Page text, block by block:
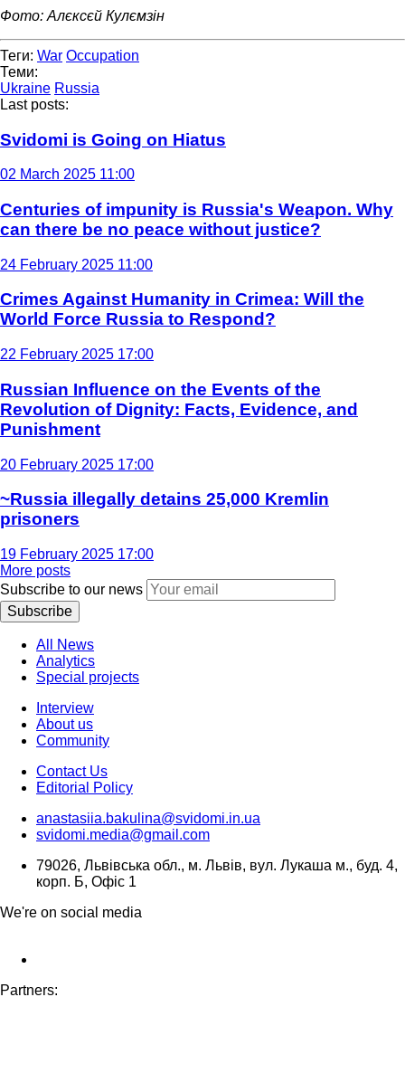
Фото: Алєксєй Кулємзін
Теги: War Occupation
Теми:
Ukraine Russia
Last posts:
Svidomi is Going on Hiatus
02 March 2025 11:00
Centuries of impunity is Russia's Weapon. Why
can there be no peace without justice?
24 February 2025 11:00
Crimes Against Humanity in Crimea: Will the
World Force Russia to Respond?
22 February 2025 17:00
Russian Influence on the Events of the
Revolution of Dignity: Facts, Evidence, and
Punishment
20 February 2025 17:00
~Russia illegally detains 25,000 Kremlin
prisoners
19 February 2025 17:00
More posts
Subscribe to our news
Subscribe
All News
Analytics
Special projects
Interview
About us
Community
Contact Us
Editorial Policy
anastasiia.bakulina@svidomi.in.ua
svidomi.media@gmail.com
79026, Львівська обл., м. Львів, вул. Лукаша м., буд. 4,
корп. Б, Офіс 1
We're on social media
Partners: